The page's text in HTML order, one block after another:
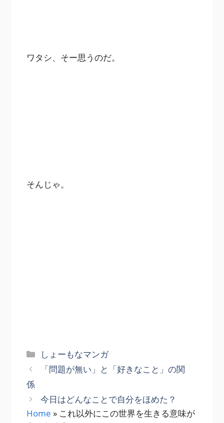
ワタシ、そー思うのだ。
そんじゃ。
カ
テ
ー
しょーもなマンガ
「問題が無い」と「好きなこと」の関
係
今日はどんなことで自分をほめた？
Home » これ以外にこの世界を生きる意味が